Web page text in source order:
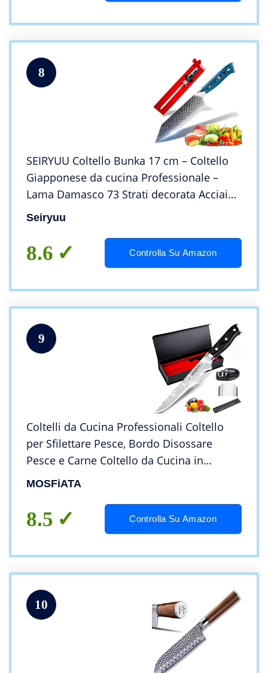
8
SEIRYUU Coltello Bunka 17 cm – Coltello
Giapponese da cucina Professionale –
Lama Damasco 73 Strati decorata Acciaio
Inox VG10 – Manico il legno Doppia Testa
in Acciaio, Asta per Affilatura
Seiryuu
8.6 Controlla Su Amazon
9
Coltelli da Cucina Professionali Coltello
per Sfilettare Pesce, Bordo Disossare
Pesce e Carne Coltello da Cucina in
Acciaio Inossidabile con Affilacoltelli,
MOSFiATA
8.5 Controlla Su Amazon
10